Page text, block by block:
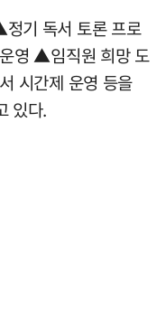
기 독서 토론 프로
영 ▲임직원 희망 도
시간제 운영 등을
있다.